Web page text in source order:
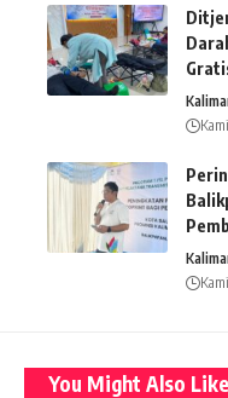
You Might Also Like